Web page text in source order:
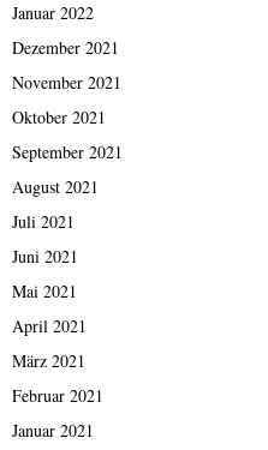
Januar 2022
Dezember 2021
November 2021
Oktober 2021
September 2021
August 2021
Juli 2021
Juni 2021
Mai 2021
April 2021
März 2021
Februar 2021
Januar 2021